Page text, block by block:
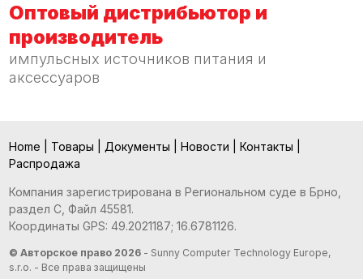
Оптовый дистрибьютор и
производитель
импульсных источников питания и
аксессуаров
Home Товары Документы Новости Контакты
Распродажа
Компания зарегистрирована в Региональном суде в Брно,
раздел С, Файл 45581.
Координаты GPS: 49.2021187; 16.6781126.
© Авторское право 2026- Sunny Computer Technology Europe,
s.r.o. - Все права защищены